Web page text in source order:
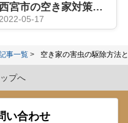
西宮市の空き家対策とは？特別措置法や自分でできる対処法をご紹介
2022-05-17
事一覧 空き家の害虫の駆除方法
プへ
い合わせ